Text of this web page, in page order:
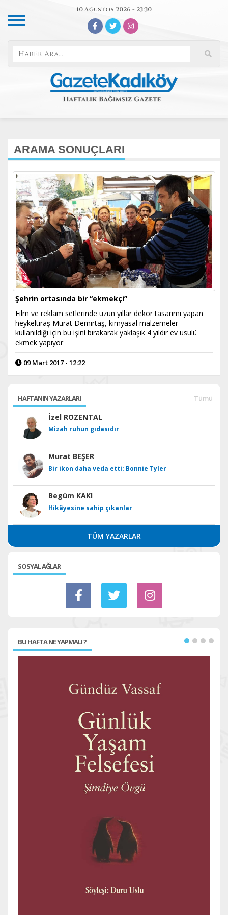
10 Ağustos 2026 - 23:30
ARAMA SONUÇLARI
Şehrin ortasında bir “ekmekçi”
Film ve reklam setlerinde uzun yıllar dekor tasarımı yapan
heykeltıraş Murat Demirtaş, kimyasal malzemeler
kullanıldığı için bu işini bırakarak yaklaşık 4 yıldır ev usulü
ekmek yapıyor
09 Mart 2017 - 12:22
HAFTANIN YAZARLARI Tümü
İzel ROZENTAL
Mizah ruhun gıdasıdır
Murat BEŞER
Bir ikon daha veda etti: Bonnie Tyler
Begüm KAKI
Hikâyesine sahip çıkanlar
TÜM YAZARLAR
SOSYAL AĞLAR
BU HAFTA NE YAPMALI ?